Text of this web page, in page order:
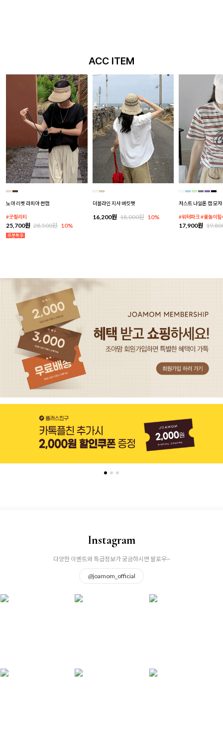
ACC ITEM
노아 리벳 라피아 썬캡
#굿퀄리티
25,700원 28,500원 10%
더블라인 지사 버킷햇
16,200원 18,000원 10%
저스트 나일론 캡 모자
#워터파크 #물놀이필
17,900원
Instagram
다양한 이벤트와 특급정보가 궁금하시면 팔로우~
@joamom_official